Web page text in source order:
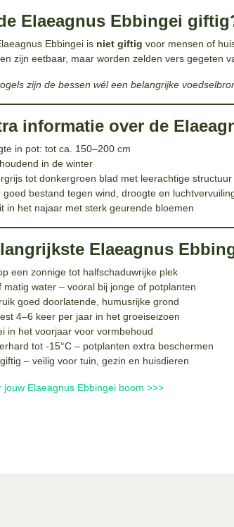
Elaeagnus Ebbingei
Ebbingei is niet giftig voor mensen of
zijn eetbaar, maar worden zelden vers gegeten
zijn de bessen wél een belangrijke
informatie over de
in pot: tot ca. 150–200 cm
in de winter
tot donkergroen blad met leerachtige structuur
goed bestand tegen wind, droogte en
in het najaar met sterk geurende bloemen
Elaeagnus
een zonnige tot halfschaduwrijke plek
matig water – vooral bij jonge of potplanten
goed doorlatende, humusrijke grond
4–6 keer per jaar in het groeiseizoen
in het voorjaar voor vormbehoud
tot -15°C – potplanten extra beschermen
– veilig voor tuin, gezin en huisdieren
jouw Elaeagnus Ebbingei boom >>>